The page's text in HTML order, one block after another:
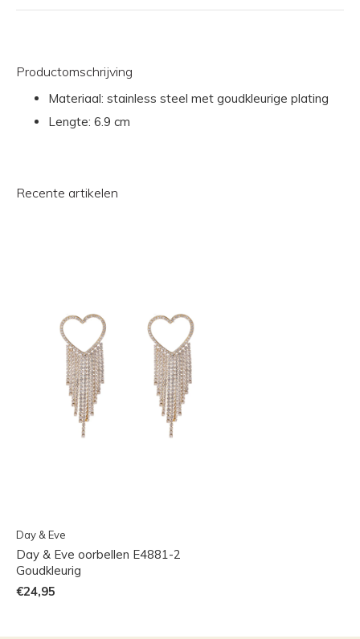
Productomschrijving
Materiaal: stainless steel met goudkleurige plating
Lengte: 6.9 cm
Recente artikelen
Day & Eve
Day & Eve oorbellen E4881-2
Goudkleurig
€24,95